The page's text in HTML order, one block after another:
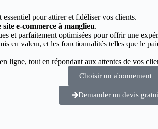
essentiel pour attirer et fidéliser vos clients.
e-commerce à manglieu.
et parfaitement optimisées pour offrir une
en valeur, et les fonctionnalités telles que le
ligne, tout en répondant aux attentes de vos
Choisir un abonnement
Demander un devis